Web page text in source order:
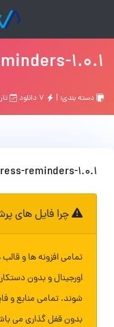
1.0.1
دسته بندی: |
reminders-1.0.1
چرا فایل های
تمامی افزونه ها و
اورجینال و بدون
شوند. تمامی منابع و
بدون قفل گذاری می